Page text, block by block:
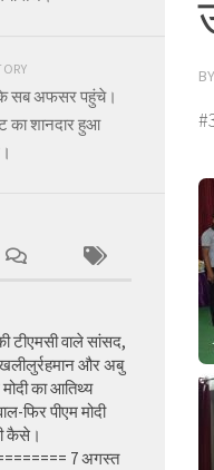
BY
सब अफसर पहुंचे।
का शानदार हुआ
टीएमसी वाले सांसद,
और अबु
मोदी का आतिथ्य
फिर पीएम मोदी
कैसे।
7 अगस्त